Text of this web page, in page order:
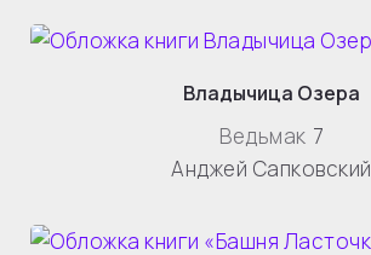
Владычица Озера
Ведьмак 7
Анджей Сапковский